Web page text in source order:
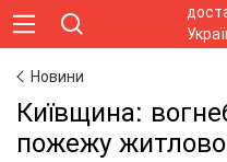
Новини
Київщина:
пожежу